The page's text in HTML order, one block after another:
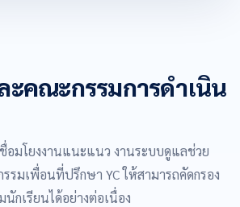
ะคณะกรรมการดำเนิน
ชื่อมโยงงานแนะแนว งานระบบดูแลช่วย
รมเพื่อนที่ปรึกษา YC ให้สามารถคัดกรอง
กเรียนได้อย่างต่อเนื่อง